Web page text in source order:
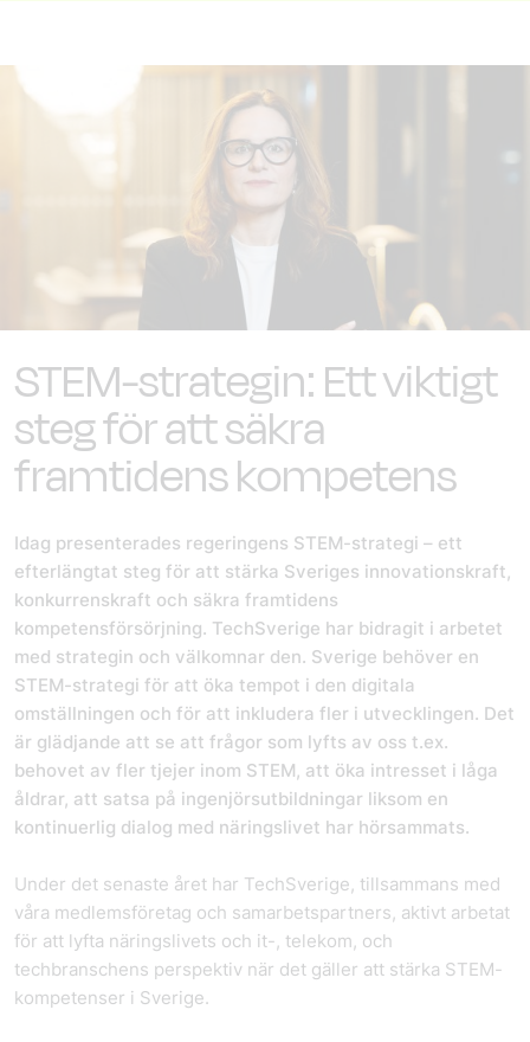
STEM-strategin: Ett viktigt
steg för att säkra
framtidens kompetens
Idag presenterades regeringens STEM-strategi – ett
efterlängtat steg för att stärka Sveriges innovationskraft,
konkurrenskraft och säkra framtidens
kompetensförsörjning. TechSverige har bidragit i arbetet
med strategin och välkomnar den. Sverige behöver en
STEM-strategi för att öka tempot i den digitala
omställningen och för att inkludera fler i utvecklingen. Det
är glädjande att se att frågor som lyfts av oss t.ex.
behovet av fler tjejer inom STEM, att öka intresset i låga
åldrar, att satsa på ingenjörsutbildningar liksom en
kontinuerlig dialog med näringslivet har hörsammats.
Under det senaste året har TechSverige, tillsammans med
våra medlemsföretag och samarbetspartners, aktivt arbetat
för att lyfta näringslivets och it-, telekom, och
techbranschens perspektiv när det gäller att stärka STEM-
kompetenser i Sverige.